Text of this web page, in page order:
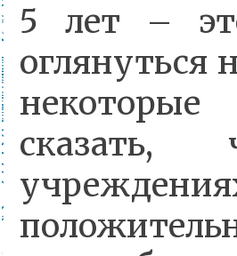
5 лет –
оглянуться
сказать,